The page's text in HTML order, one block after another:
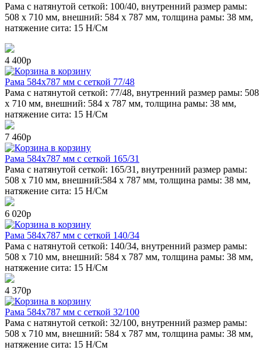
Рама с натянутой сеткой: 100/40, внутренний размер рамы:
508 х 710 мм, внешний: 584 х 787 мм, толщина рамы: 38 мм,
натяжение сита: 15 Н/См
4 400р
в корзину
Рама 584x787 мм с сеткой 77/48
Рама с натянутой сеткой: 77/48, внутренний размер рамы: 508
х 710 мм, внешний: 584 х 787 мм, толщина рамы: 38 мм,
натяжение сита: 15 Н/См
7 460р
в корзину
Рама 584x787 мм с сеткой 165/31
Рама с натянутой сеткой: 165/31, внутренний размер рамы:
508 х 710 мм, внешний:584 х 787 мм, толщина рамы: 38 мм,
натяжение сита: 15 Н/См
6 020р
в корзину
Рама 584x787 мм с сеткой 140/34
Рама с натянутой сеткой: 140/34, внутренний размер рамы:
508 х 710 мм, внешний: 584 х 787 мм, толщина рамы: 38 мм,
натяжение сита: 15 Н/См
4 370р
в корзину
Рама 584x787 мм с сеткой 32/100
Рама с натянутой сеткой: 32/100, внутренний размер рамы:
508 х 710 мм, внешний: 584 х 787 мм, толщина рамы: 38 мм,
натяжение сита: 15 Н/См